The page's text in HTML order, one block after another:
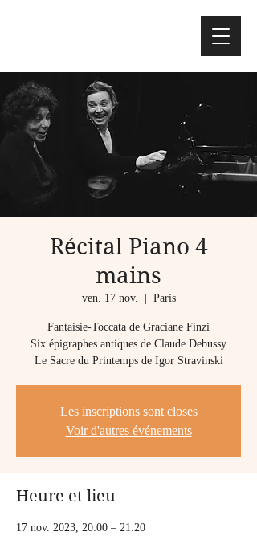
Récital Piano 4
mains
ven. 17 nov. Paris
Fantaisie-Toccata de Graciane Finzi
Six épigraphes antiques de Claude Debussy
Le Sacre du Printemps de Igor Stravinski
Les inscriptions sont closes
Voir d'autres événements
Heure et lieu
17 nov. 2023, 20:00 – 21:20